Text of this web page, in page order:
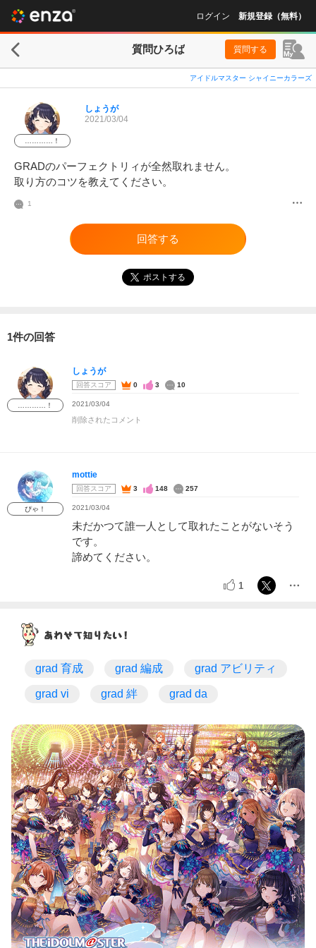
ログイン 新規登録（無料）
質問ひろば 質問する
アイドルマスター シャイニーカラーズ
…………！
しょうが
2021/03/04
GRADのパーフェクトリィが全然取れません。
取り方のコツを教えてください。
1
回答する
ポストする
1件の回答
…………！
しょうが
回答スコア 0 3 10
2021/03/04
削除されたコメント
ぴゃ！
mottie
回答スコア 3 148 257
2021/03/04
未だかつて誰一人として取れたことがないそう
です。
諦めてください。
1
grad 育成 grad 編成 grad アビリティ
grad vi grad 絆 grad da